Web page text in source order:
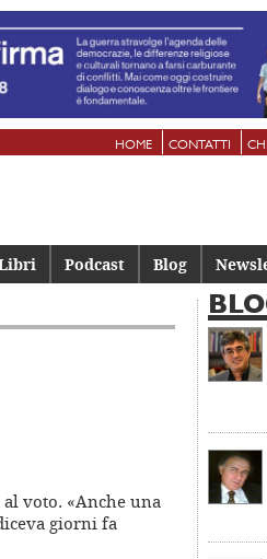
HOME CONTATTI
Podcast Blog
voto. «Anche una
giorni fa